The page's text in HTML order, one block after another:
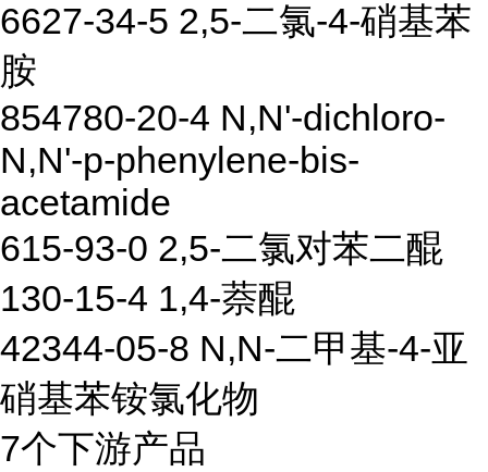
6627-34-5 2,5-二氯-4-硝基苯
胺
854780-20-4 N,N'-dichloro-
N,N'-p-phenylene-bis-
acetamide
615-93-0 2,5-二氯对苯二醌
130-15-4 1,4-萘醌
42344-05-8 N,N-二甲基-4-亚
硝基苯铵氯化物
7个下游产品